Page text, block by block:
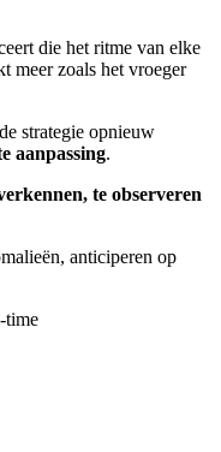
die het ritme van elke
meer zoals het vroeger
strategie opnieuw
aanpassing.
te observeren
anticiperen op
time